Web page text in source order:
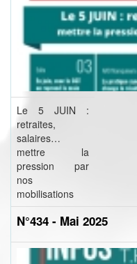
Le 5 JUIN :
retraites,
salaires…
mettre la
pression par
nos
mobilisations
N°434 - Mai 2025